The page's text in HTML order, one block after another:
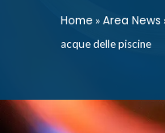
Home » Area News
acque delle piscine